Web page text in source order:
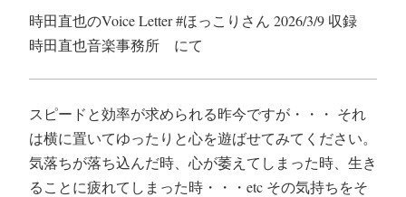
時田直也のVoice Letter #ほっこりさん 2026/3/9 収録
時田直也音楽事務所 にて
スピードと効率が求められる昨今ですが・・・ それ
は横に置いてゆったりと心を遊ばせてみてください。
気落ちが落ち込んだ時、心が萎えてしまった時、生き
ることに疲れてしまった時・・・etc その気持ちをそ